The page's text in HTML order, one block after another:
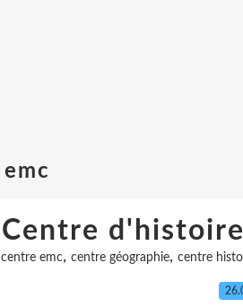
Centre
centre emc, centre géographie, centre